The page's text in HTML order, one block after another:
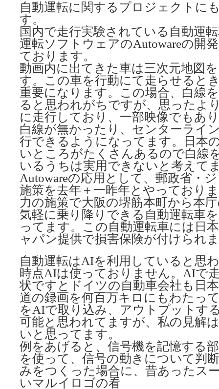
自動運転に関するプロジェクトに
す。
国内で走行実験されている自動運
運転ソフトウェアのAutowareの開
ております。
動画内に出てきた車は三次元地図
す。この車を行動にて走らせると
重要になります。この場合、白線
ると思われがちですが、思ったよ
に走行しており、一部映像でもあ
白線が無かったり、センターライ
行できるようになってます。日本
いところがたくさんあるので白線
いるうちは実用できないと考えて
Autowareの応用として、郵政省・
施策を去年＋一昨年とやっており
力の施策で大阪の堺筋本町から本
気軽に乗り降りできる自動運転車
ってます。この自動運転車には日
ャパン提供で損害保険が付けられ
自動運転はAIを利用していると思
時点AIは使っておりません。AIで
状ですとドイツの自動車会社も日
道の録画を何百万キロにもわたっ
をAIで取り込み、アウトプットす
可能と思われてますが、私の見解
いと思ってます。
例をあげると、信号機を記憶する
を使って、信号の動きについて判
みをつくった場合に、昔あったス
いマルイロゴの看